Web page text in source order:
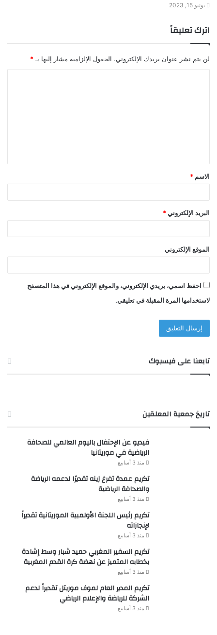
يونيو 15, 2023
اترك تعليقاً
لن يتم نشر عنوان بريدك الإلكتروني. الحقول الإلزامية مشار إليها بـ *
ق
*
الاسم *
البريد الإلكتروني *
الموقع الإلكتروني
احفظ اسمي، بريدي الإلكتروني، والموقع الإلكتروني في هذا المتصفح
لاستخدامها المرة المقبلة في تعليقي.
تابعنا على فيسبوك
تاريخ جمعية المعلقين
فيديو عن الإحتفال باليوم العالمي للصحافة
الرياضية في موريتانيا
منذ 3 أسابيع
تكريم عمدة تفرغ زينه تقديرًا لدعمه الرياضة
والصحافة الرياضية
منذ 3 أسابيع
تكريم رئيس اللجنة الأولمبية الموريتانية تقديراً
لإنجازاته
منذ 3 أسابيع
تكريم السفير المغربي حميد شبار وسط إشادة
بخطابه المتميز عن نهضة كرة القدم المغربية
منذ 3 أسابيع
تكريم المدير العام لموف موريتل تقديراً لدعم
الشركة للرياضة والإعلام الرياضي
منذ 3 أسابيع